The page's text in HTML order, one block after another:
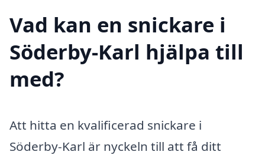
Vad kan en snickare i
Söderby-Karl hjälpa till
med?
Att hitta en kvalificerad snickare i
Söderby-Karl är nyckeln till att få ditt